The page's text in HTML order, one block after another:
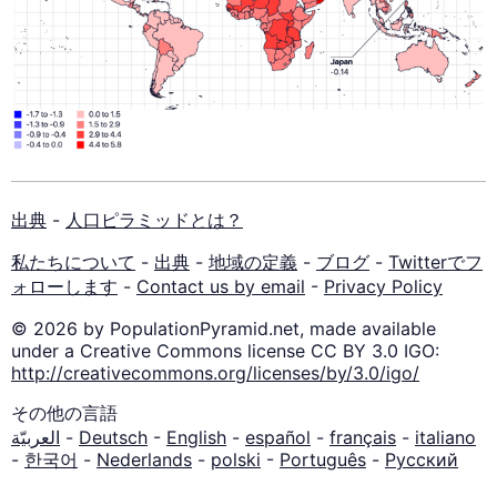
出典 - 人口ピラミッドとは？
私たちについて - 出典 - 地域の定義 - ブログ - Twitterでフ
ォローします - Contact us by email - Privacy Policy
© 2026 by PopulationPyramid.net, made available
under a Creative Commons license CC BY 3.0 IGO:
http://creativecommons.org/licenses/by/3.0/igo/
その他の言語
العربيّة - Deutsch - English - español - français - italiano
- 한국어 - Nederlands - polski - Português - Русский